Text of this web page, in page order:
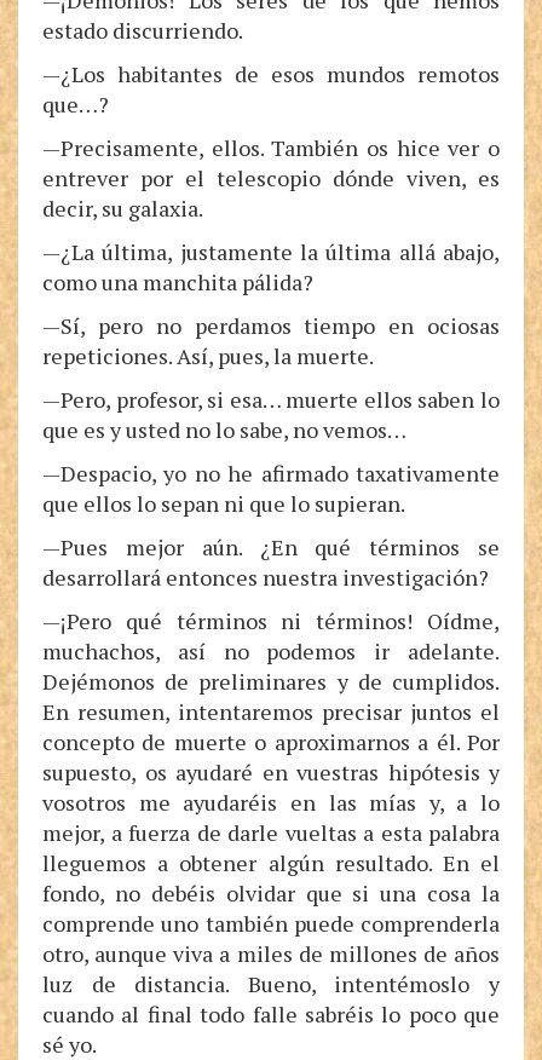
estado discurriendo.
—¿Los habitantes de esos mundos remotos
que…?
—Precisamente, ellos. También os hice ver o
entrever por el telescopio dónde viven, es
decir, su galaxia.
—¿La última, justamente la última allá abajo,
como una manchita pálida?
—Sí, pero no perdamos tiempo en ociosas
repeticiones. Así, pues, la muerte.
—Pero, profesor, si esa… muerte ellos saben lo
que es y usted no lo sabe, no vemos…
—Despacio, yo no he afirmado taxativamente
que ellos lo sepan ni que lo supieran.
—Pues mejor aún. ¿En qué términos se
desarrollará entonces nuestra investigación?
—¡Pero qué términos ni términos! Oídme,
muchachos, así no podemos ir adelante.
Dejémonos de preliminares y de cumplidos.
En resumen, intentaremos precisar juntos el
concepto de muerte o aproximarnos a él. Por
supuesto, os ayudaré en vuestras hipótesis y
vosotros me ayudaréis en las mías y, a lo
mejor, a fuerza de darle vueltas a esta palabra
lleguemos a obtener algún resultado. En el
fondo, no debéis olvidar que si una cosa la
comprende uno también puede comprenderla
otro, aunque viva a miles de millones de años
luz de distancia. Bueno, intentémoslo y
cuando al final todo falle sabréis lo poco que
sé yo.